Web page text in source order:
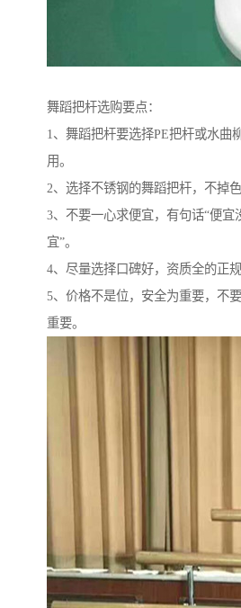
舞蹈把杆选购要点：
1、舞蹈把杆要选择PE把杆或水曲
用。
2、选择不锈钢的舞蹈把杆，不掉
3、不要一心求便宜，有句话“便宜
宜”。
4、尽量选择口碑好，资质全的正规
5、价格不是位，安全为重要，不
重要。